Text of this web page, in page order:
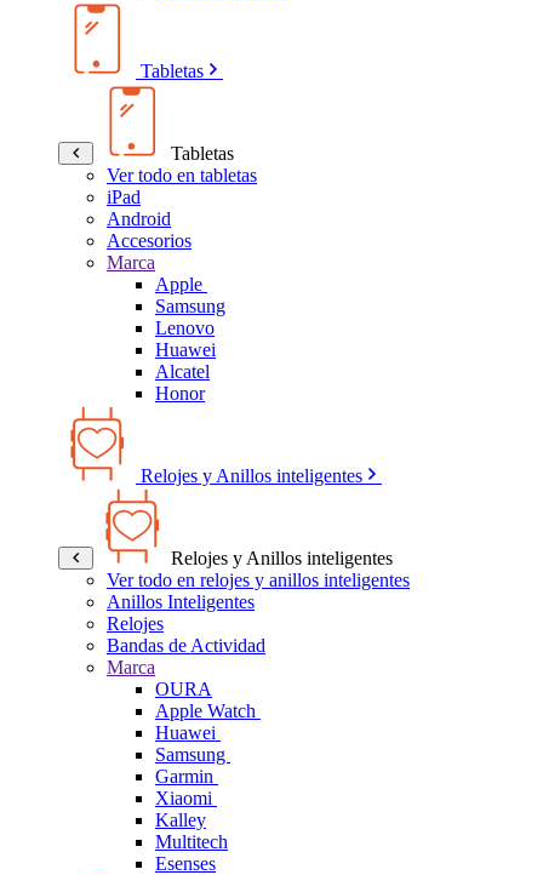
Tabletas
Tabletas
Ver todo en tabletas
iPad
Android
Accesorios
Marca
Apple
Samsung
Lenovo
Huawei
Alcatel
Honor
Relojes y Anillos inteligentes
Relojes y Anillos inteligentes
Ver todo en relojes y anillos inteligentes
Anillos Inteligentes
Relojes
Bandas de Actividad
Marca
OURA
Apple Watch
Huawei
Samsung
Garmin
Xiaomi
Kalley
Multitech
Esenses